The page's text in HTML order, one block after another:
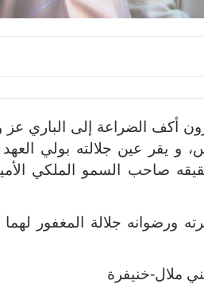
أكف الضراعة إلى الباري
و يقر عين جلالته بولي
صاحب السمو الملكي
ورضوانه جلالة المغفور
ملال-خنيفرة